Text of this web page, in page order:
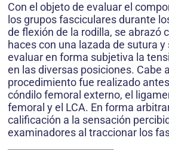
Con el objeto de evaluar el
los grupos fasciculares durante
de flexión de la rodilla, se abrazó
haces con una lazada de sutura y
evaluar en forma subjetiva la
en las diversas posiciones. Cabe
procedimiento fue realizado
cóndilo femoral externo, el
femoral y el LCA. En forma
calificación a la sensación
examinadores al traccionar los